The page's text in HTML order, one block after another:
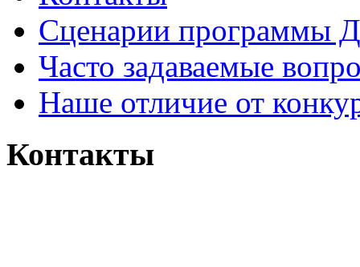
Сценарии программы
Часто задаваемые
Наше отличие от
Контакты